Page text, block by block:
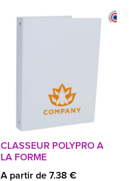
CLASSEUR POLYPRO A
LA FORME
A partir de 7.38 €